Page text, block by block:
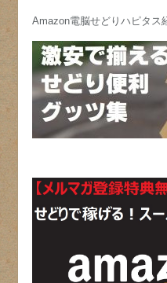
Amazon電脳せどりハピタス